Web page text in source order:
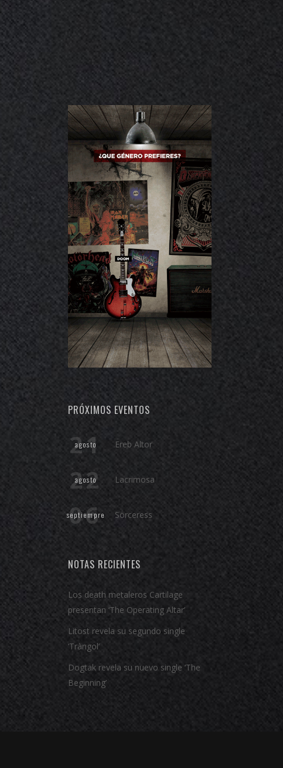
PRÓXIMOS EVENTOS
21
agosto Ereb Altor
22
agosto Lacrimosa
06
septiempre Sörceress
NOTAS RECIENTES
Los death metaleros Cartilage
presentan ‘The Operating Altar’
Litost revela su segundo single
‘Tràngol’
Dogtak revela su nuevo single ‘The
Beginning’